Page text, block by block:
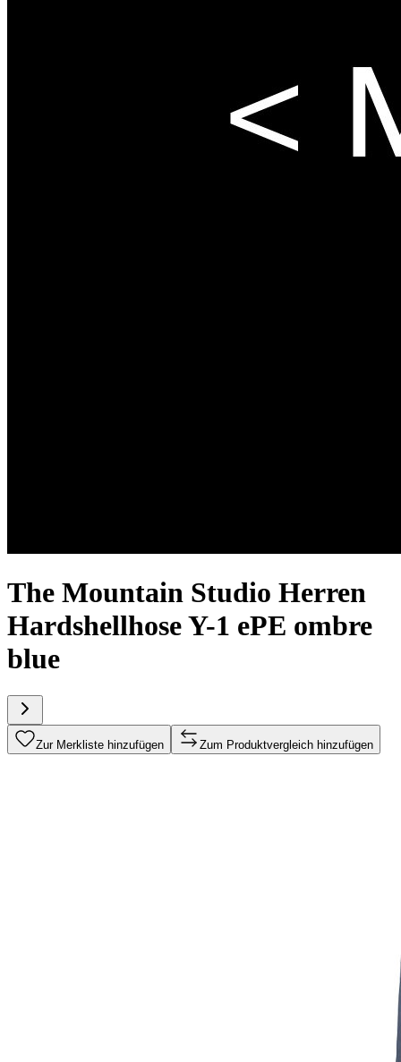
The Mountain Studio Herren
Hardshellhose Y-1 ePE ombre
blue
Zur Merkliste hinzufügen Zum Produktvergleich hinzufügen